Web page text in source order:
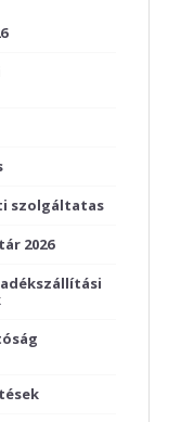
szolgáltatas
2026